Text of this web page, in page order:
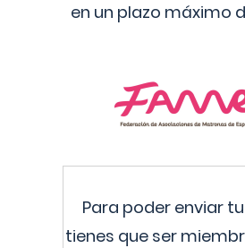
en un plazo máximo
Para poder enviar
tienes que ser